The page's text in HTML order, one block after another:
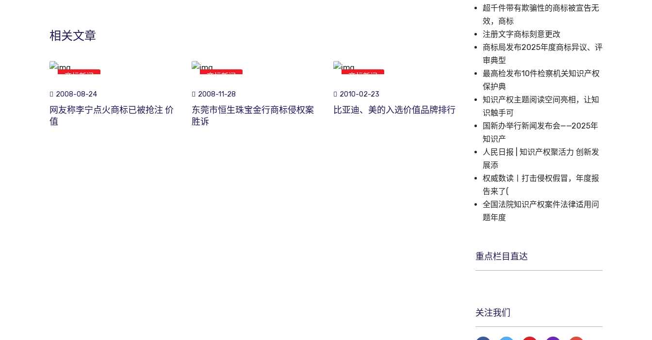
相关文章
商标新闻
2008-08-24
网友称李宁点火商标已被抢注 价
值
商标新闻
2008-11-28
东莞市恒生珠宝金行商标侵权案
胜诉
商标新闻
2010-02-23
比亚迪、美的入选价值品牌排行
超千件带有欺骗性的商标被宣告无
效，商标
注册文字商标刻意更改
商标局发布2025年度商标异议、评
审典型
最高检发布10件检察机关知识产权
保护典
知识产权主题阅读空间亮相，让知
识触手可
国新办举行新闻发布会——2025年
知识产
人民日报 | 知识产权聚活力 创新发
展添
权威数读丨打击侵权假冒，年度报
告来了(
全国法院知识产权案件法律适用问
题年度
重点栏目直达
关注我们